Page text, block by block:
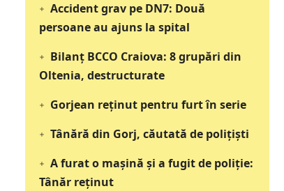
Accident grav pe DN7: Două
persoane au ajuns la spital
Bilanț BCCO Craiova: 8 grupări din
Oltenia, destructurate
Gorjean reținut pentru furt în serie
Tânără din Gorj, căutată de polițiști
A furat o mașină și a fugit de poliție:
Tânăr reținut